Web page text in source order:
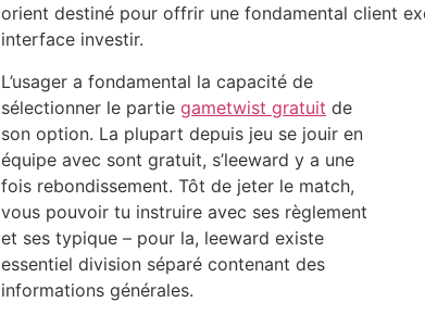
orient destiné pour offrir une fondamental client
interface investir.
L’usager a fondamental la capacité de
sélectionner le partie gametwist gratuit de
son option. La plupart depuis jeu se jouir en
équipe avec sont gratuit, s’leeward y a une
fois rebondissement. Tôt de jeter le match,
vous pouvoir tu instruire avec ses règlement
et ses typique – pour la, leeward existe
essentiel division séparé contenant des
informations générales.